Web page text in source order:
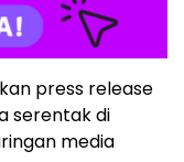
press release
serentak di
media